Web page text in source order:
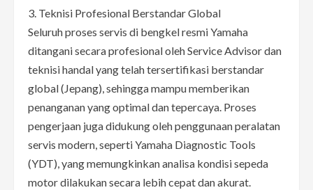
3. Teknisi Profesional Berstandar Global
Seluruh proses servis di bengkel resmi Yamaha
ditangani secara profesional oleh Service Advisor dan
teknisi handal yang telah tersertifikasi berstandar
global (Jepang), sehingga mampu memberikan
penanganan yang optimal dan tepercaya. Proses
pengerjaan juga didukung oleh penggunaan peralatan
servis modern, seperti Yamaha Diagnostic Tools
(YDT), yang memungkinkan analisa kondisi sepeda
motor dilakukan secara lebih cepat dan akurat.